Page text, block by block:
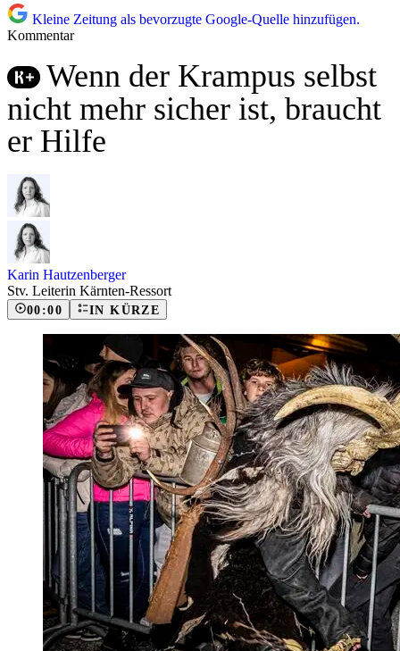
Kleine Zeitung als bevorzugte Google-Quelle hinzufügen.
Kommentar
Wenn der Krampus selbst
nicht mehr sicher ist, braucht
er Hilfe
Karin Hautzenberger
Stv. Leiterin Kärnten-Ressort
00:00 IN KÜRZE